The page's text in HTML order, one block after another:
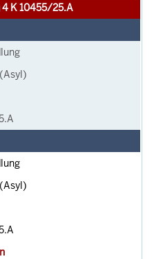
K 10455/25.A